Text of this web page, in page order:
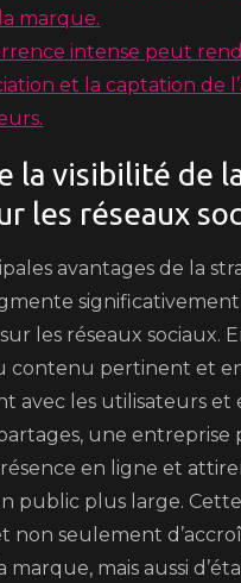
marque.
intense peut
et la captation de
la visibilité de
les réseaux
avantages de la
significativement
les réseaux sociaux.
contenu pertinent et
avec les utilisateurs et
une entreprise
en ligne et
public plus large.
non seulement
mais aussi